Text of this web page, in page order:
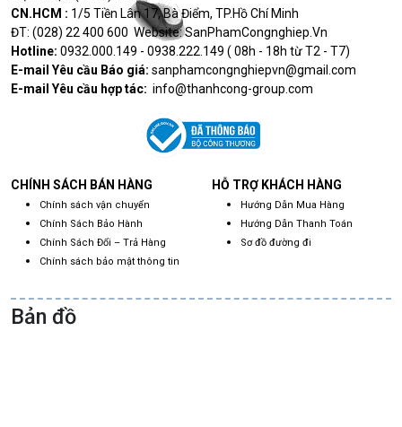
CN.HCM : 1/5 Tiền Lân 17, Bà Điểm, TP.Hồ Chí Minh
ĐT: (028) 22 400 600 Website: SanPhamCongnghiep.Vn
Hotline: 0932.000.149 - 0938.222.149 ( 08h - 18h từ T2 - T7)
E-mail Yêu cầu Báo giá: sanphamcongnghiepvn@gmail.com
E-mail Yêu cầu hợp tác: info@thanhcong-group.com
CHÍNH SÁCH BÁN HÀNG
Chính sách vận chuyển
Chính Sách Bảo Hành
Chính Sách Đổi – Trả Hàng
Chính sách bảo mật thông tin
HỖ TRỢ KHÁCH HÀNG
Hướng Dẫn Mua Hàng
Hướng Dẫn Thanh Toán
Sơ đồ đường đi
Bản đồ